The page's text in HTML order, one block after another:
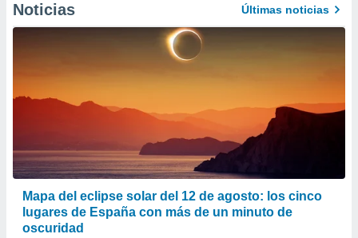
Noticias Últimas noticias
Mapa del eclipse solar del 12 de agosto: los cinco
lugares de España con más de un minuto de
oscuridad